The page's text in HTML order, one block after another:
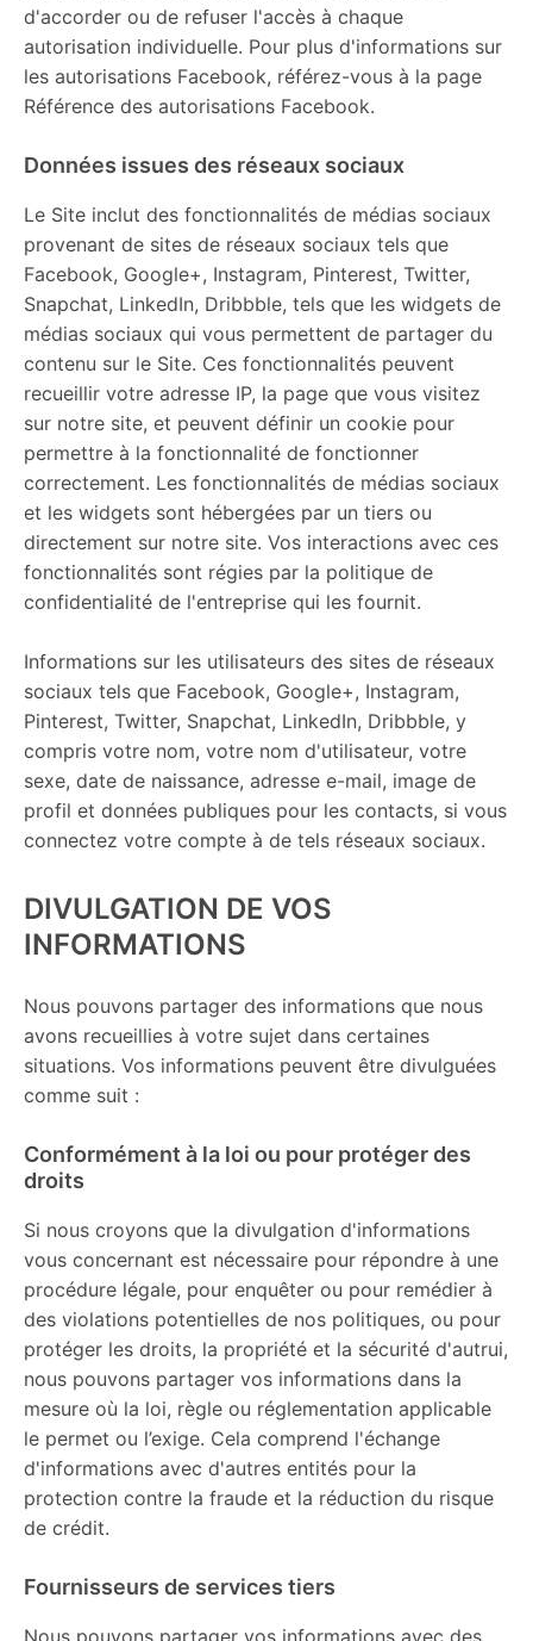
d'accorder ou de refuser l'accès à chaque
autorisation individuelle. Pour plus d'informations sur
les autorisations Facebook, référez-vous à la page
Référence des autorisations Facebook.
Données issues des réseaux sociaux
Le Site inclut des fonctionnalités de médias sociaux
provenant de sites de réseaux sociaux tels que
Facebook, Google+, Instagram, Pinterest, Twitter,
Snapchat, LinkedIn, Dribbble, tels que les widgets de
médias sociaux qui vous permettent de partager du
contenu sur le Site. Ces fonctionnalités peuvent
recueillir votre adresse IP, la page que vous visitez
sur notre site, et peuvent définir un cookie pour
permettre à la fonctionnalité de fonctionner
correctement. Les fonctionnalités de médias sociaux
et les widgets sont hébergées par un tiers ou
directement sur notre site. Vos interactions avec ces
fonctionnalités sont régies par la politique de
confidentialité de l'entreprise qui les fournit.
Informations sur les utilisateurs des sites de réseaux
sociaux tels que Facebook, Google+, Instagram,
Pinterest, Twitter, Snapchat, LinkedIn, Dribbble, y
compris votre nom, votre nom d'utilisateur, votre
sexe, date de naissance, adresse e-mail, image de
profil et données publiques pour les contacts, si vous
connectez votre compte à de tels réseaux sociaux.
DIVULGATION DE VOS
INFORMATIONS
Nous pouvons partager des informations que nous
avons recueillies à votre sujet dans certaines
situations. Vos informations peuvent être divulguées
comme suit :
Conformément à la loi ou pour protéger des
droits
Si nous croyons que la divulgation d'informations
vous concernant est nécessaire pour répondre à une
procédure légale, pour enquêter ou pour remédier à
des violations potentielles de nos politiques, ou pour
protéger les droits, la propriété et la sécurité d'autrui,
nous pouvons partager vos informations dans la
mesure où la loi, règle ou réglementation applicable
le permet ou l’exige. Cela comprend l'échange
d'informations avec d'autres entités pour la
protection contre la fraude et la réduction du risque
de crédit.
Fournisseurs de services tiers